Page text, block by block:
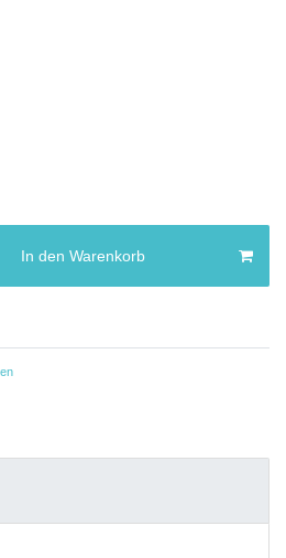
In den Warenkorb